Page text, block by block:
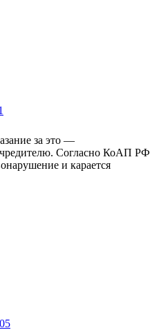
за это —
Согласно КоАП РФ
и карается